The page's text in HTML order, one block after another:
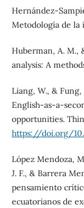
Hernández-
Metodología de la
Huberman, A. M.,
analysis: A
Liang, W., &
English-as-a-
opportunities.
https://doi.org/
López Mendoza,
J. F., & Barrera
pensamiento
ecuatorianos de